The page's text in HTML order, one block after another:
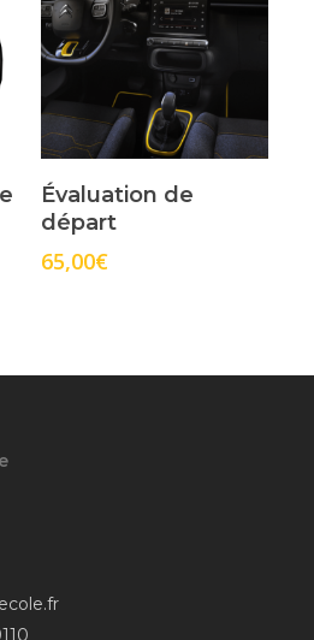
Select Options
Évaluation de
départ
65,00€